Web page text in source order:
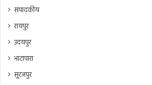
संपादकीय
रायपुर
उदयपुर
भाटापारा
सूरजपुर